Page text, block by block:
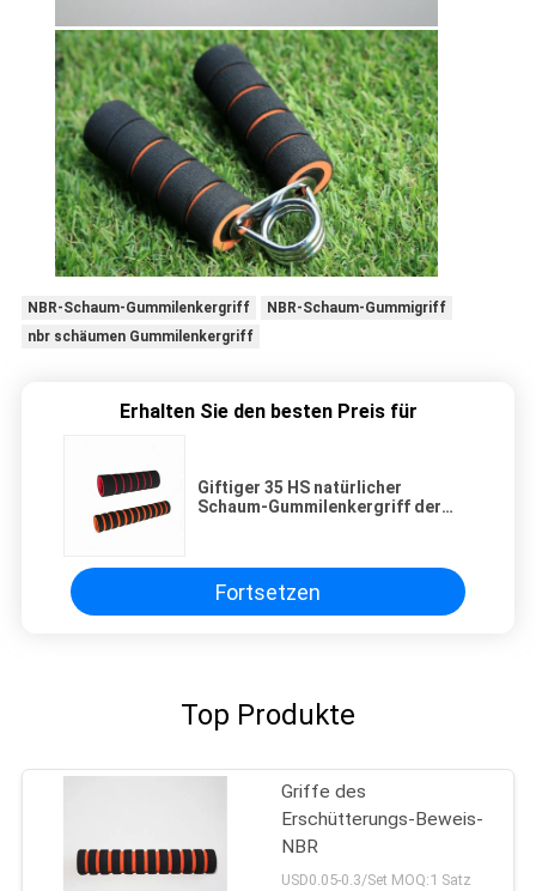
NBR-Schaum-Gummilenkergriff
NBR-Schaum-Gummigriff
nbr schäumen Gummilenkergriff
Erhalten Sie den besten Preis für
Giftiger 35 HS natürlicher
Schaum-Gummilenkergriff der
Fortsetzen
Top Produkte
Griffe des
Erschütterungs-Beweis-
NBR
USD0.05-0.3/Set MOQ:1 Satz